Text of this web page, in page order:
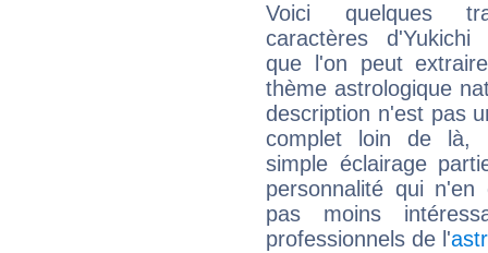
Voici quelques
caractères d'Yukichi
que l'on peut
thème astrologique
description n'est pas
complet loin de là,
simple éclairage
personnalité qui n'en
pas moins
professionnels de l'